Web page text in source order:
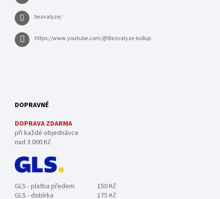
bezvalyze/
https://www.youtube.com/@Bezvalyze-kx8up
DOPRAVNÉ
DOPRAVA ZDARMA
při každé objednávce
nad 3 000 Kč
GLS - platba předem
150 Kč
GLS - dobírka
175 Kč